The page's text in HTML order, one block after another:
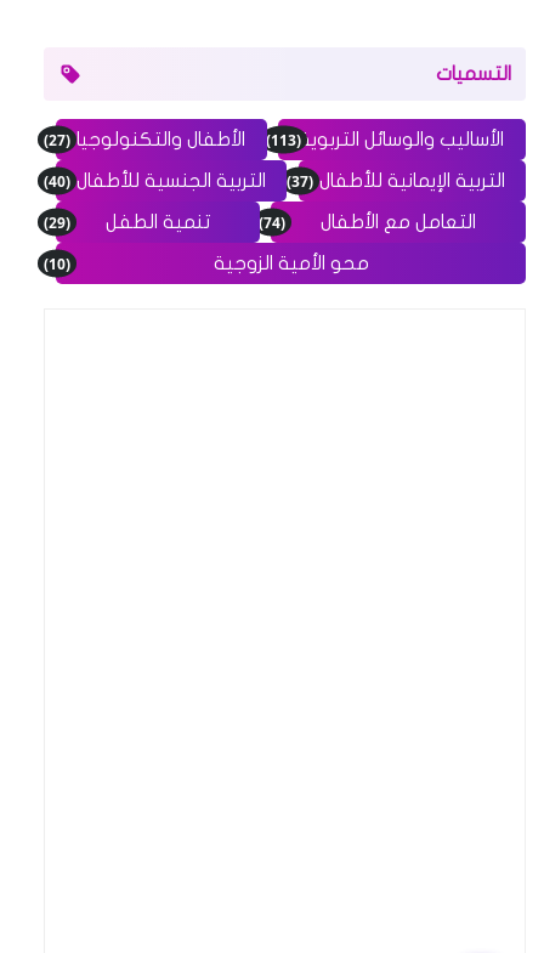
التسميات
الأساليب والوسائل التربوية(113) الأطفال والتكنولوجيا (27)
التربية الإيمانية للأطفال (37) التربية الجنسية للأطفال (40)
التعامل مع الأطفال (74) تنمية الطفل (29)
محو الأمية الزوجية (10)